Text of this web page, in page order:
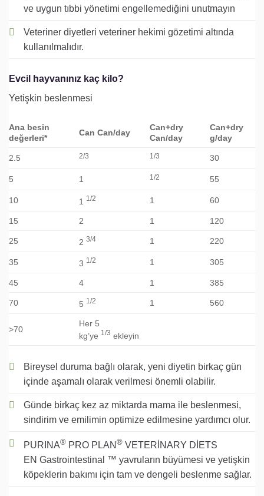
ve uygun tıbbi yönetimi engellemediğini unutmayın
Veteriner diyetleri veteriner hekimi gözetimi altında
kullanılmalıdır.
Evcil hayvanınız kaç kilo?
Yetişkin beslenmesi
Ana besin
değerleri*
Can Can/day
Can+dry
Can/day
Can+dry
g/day
2.5 2/3 1/3 30
5 1 1/2 55
10 1 1/2 1 60
15 2 1 120
25 23/4 1 220
35 3 1/2 1 305
45 4 1 385
70 5 1/2 1 560
>70
Her 5
kg’ye 1/3 ekleyin
Bireysel duruma bağlı olarak, yeni diyetin birkaç gün
içinde aşamalı olarak verilmesi önemli olabilir.
Günde birkaç kez az miktarda mama ile beslenmesi,
sindirim ve emilimin optimize edilmesine yardımcı olur.
PURINA® PRO PLAN ® VETERİNARY DİETS
EN Gastrointestinal ™ yavruların büyümesi ve yetişkin
köpeklerin bakımı için tam ve dengeli beslenme sağlar.